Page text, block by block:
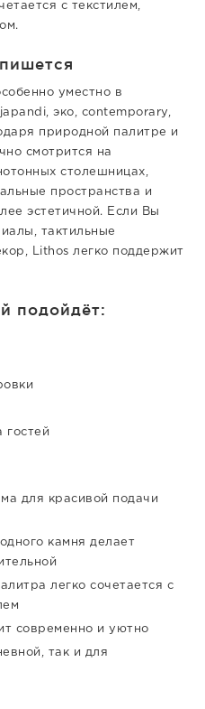
с текстилем,
уместно в
эко, contemporary,
природной палитре и
смотрится на
столешницах,
пространства и
эстетичной. Если Вы
тактильные
Lithos легко поддержит
подойдёт:
гостей
для красивой подачи
камня делает
легко сочетается с
современно и уютно
так и для